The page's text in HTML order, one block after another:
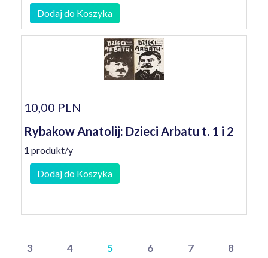
Dodaj do Koszyka
10,00 PLN
Rybakow Anatolij: Dzieci Arbatu t. 1 i 2
1 produkt/y
Dodaj do Koszyka
3 4 5 6 7 8